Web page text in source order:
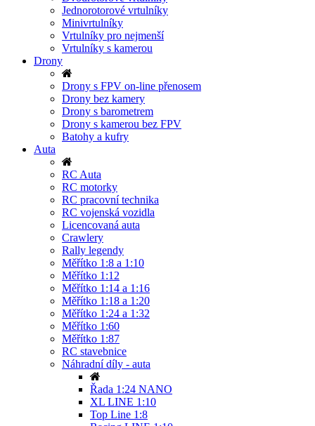
Jednorotorové vrtulníky
Minivrtulníky
Vrtulníky pro nejmenší
Vrtulníky s kamerou
Drony
Drony s FPV on-line přenosem
Drony bez kamery
Drony s barometrem
Drony s kamerou bez FPV
Batohy a kufry
Auta
RC Auta
RC motorky
RC pracovní technika
RC vojenská vozidla
Licencovaná auta
Crawlery
Rally legendy
Měřítko 1:8 a 1:10
Měřítko 1:12
Měřítko 1:14 a 1:16
Měřítko 1:18 a 1:20
Měřítko 1:24 a 1:32
Měřítko 1:60
Měřítko 1:87
RC stavebnice
Náhradní díly - auta
Řada 1:24 NANO
XL LINE 1:10
Top Line 1:8